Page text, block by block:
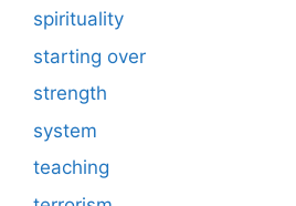
spirituality
starting over
strength
system
teaching